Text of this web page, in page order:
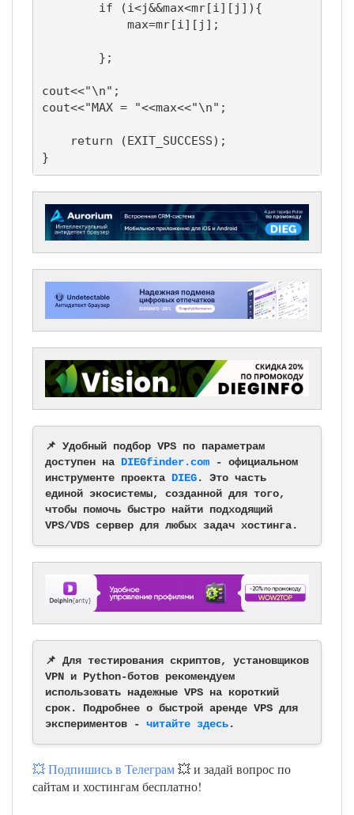
        if (i<j&&max<mr[i][j]){
            max=mr[i][j];
        };
cout<<"\n";
cout<<"MAX = "<<max<<"\n";
    return (EXIT_SUCCESS);
}
📌 Удобный подбор VPS по параметрам
доступен на DIEGfinder.com - официальном
инструменте проекта DIEG. Это часть
единой экосистемы, созданной для того,
чтобы помочь быстро найти подходящий
VPS/VDS сервер для любых задач хостинга.
📌 Для тестирования скриптов, установщиков
VPN и Python-ботов рекомендуем
использовать надежные VPS на короткий
срок. Подробнее о быстрой аренде VPS для
экспериментов - читайте здесь.
💥 Подпишись в Телеграм💥 и задай вопрос по
сайтам и хостингам бесплатно!